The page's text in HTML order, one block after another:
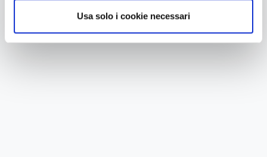
Usa solo i cookie necessari